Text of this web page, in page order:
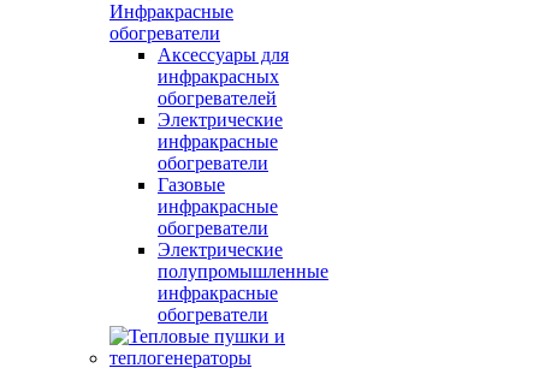
Инфракрасные
обогреватели
Аксессуары для
инфракрасных
обогревателей
Электрические
инфракрасные
обогреватели
Газовые
инфракрасные
обогреватели
Электрические
полупромышленные
инфракрасные
обогреватели